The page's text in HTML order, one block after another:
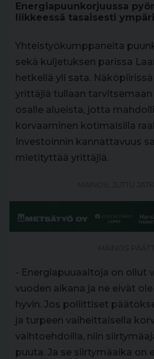
Energiapuunkorjuussa
liikkeessä tasaisesti
Yhteistyökumppaneita
sekä kuljetuksen parissa
hetkellä yli sata.
yrittäjiä tullaan
osalle alueista, jotta
korvaaminen kotimaisilla
Investoinnin kannattavuus
mietityttää yrittäjiä.
- Energiapuuaaltoja on ollut
vuoden aikana ja ne eivät
hyvin. Jos poliittiset
ja turpeen vaiheittaisella
vaihtoehdoilla, niin
puuta. Ja se siirtymäaika on